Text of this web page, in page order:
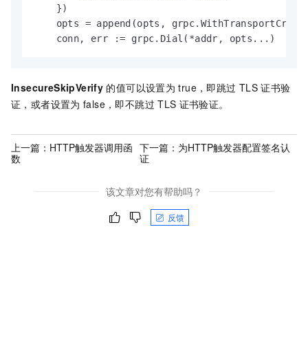
    })
opts = append(opts,
    conn, err := grpc.Dial(*addr, opts...)
InsecureSkipVerify 的值可以设置为 true ，即跳过 TLS 证书验
证，或者设置为 false ，即不跳过 TLS 证书验证。
上一篇： HTTP触发器调用函
数
下一篇： 为HTTP触发器配置签名认
证
该文章对您有帮助吗？
反馈